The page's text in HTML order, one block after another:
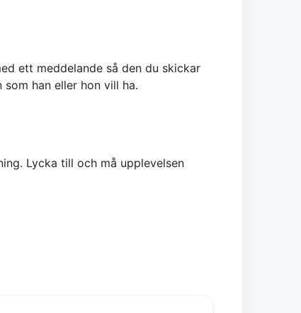
ett meddelande så den du skickar
han eller hon vill ha.
Lycka till och må upplevelsen